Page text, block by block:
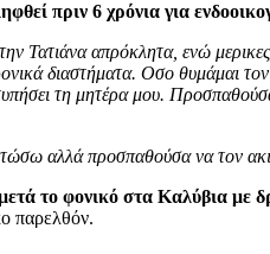
πριν 6 χρόνια για
Τατιάνα απρόκλητα, ενώ
διαστήματα. Οσο θυμάμαι
τη μητέρα μου.
αλλά προσπαθούσα να τον
το φονικό στα Καλύβια με
παρελθόν.